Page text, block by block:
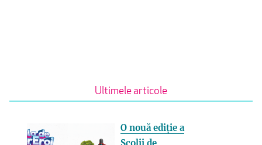
Ultimele articole
O nouă ediție a